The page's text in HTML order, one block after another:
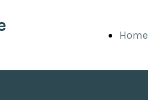
Home